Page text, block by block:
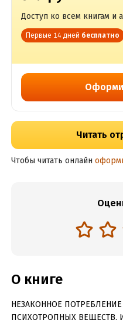
Доступ ко всем книгам и
Первые 14 дней бесплатно
Читать
Чтобы читать онлайн
О книге
НЕЗАКОННОЕ
ПСИХОТРОПНЫХ ВЕЩЕСТВ,